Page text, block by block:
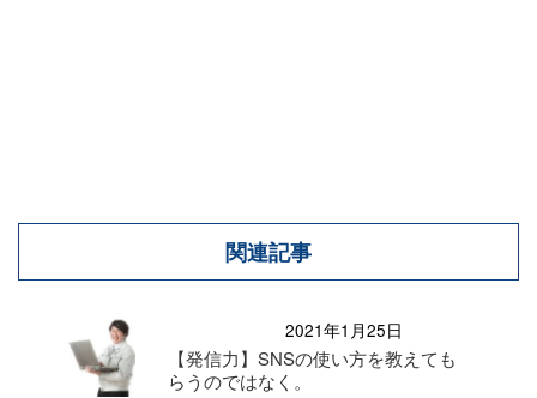
関連記事
2021年1月25日
【発信力】SNSの使い方を教えても
らうのではなく。